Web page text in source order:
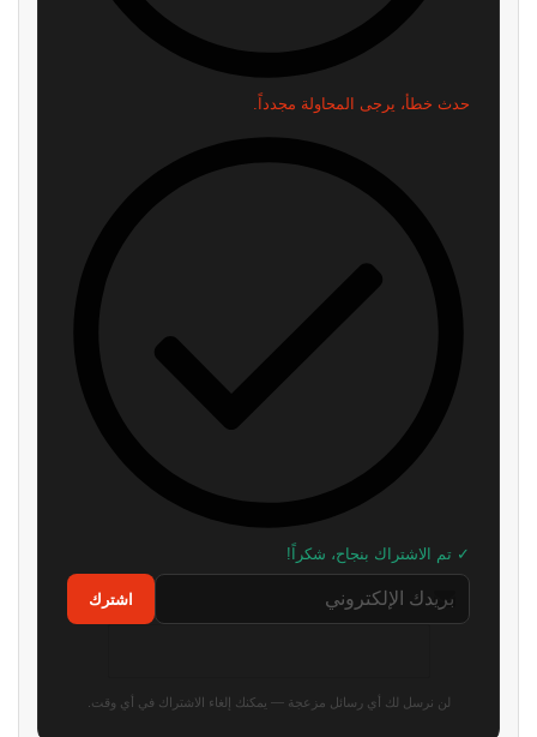
حدث خطأ، يرجى المحاولة مجدداً.
✓ تم الاشتراك بنجاح، شكراً!
اشترك
لن نرسل لك أي رسائل مزعجة — يمكنك إلغاء الاشتراك في أي وقت.